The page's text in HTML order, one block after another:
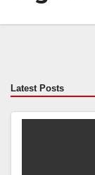
Latest Posts